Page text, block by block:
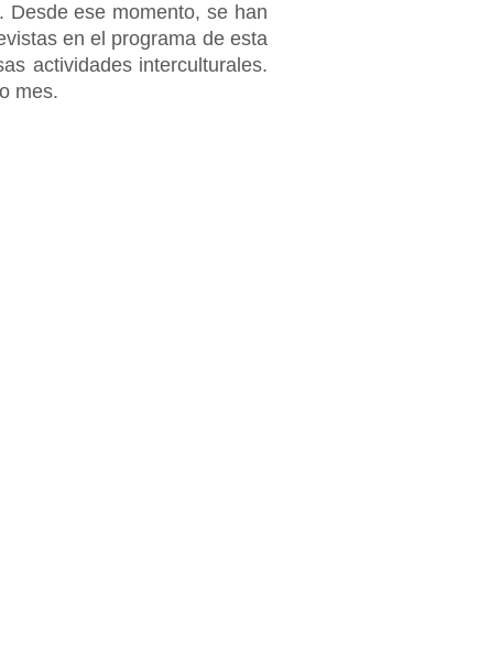
ese momento, se han
en el programa de esta
actividades interculturales.
mes.